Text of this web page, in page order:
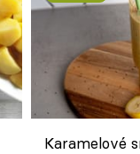
Karamelové